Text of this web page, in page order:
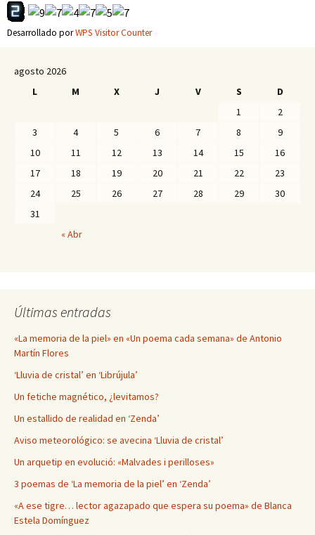
Desarrollado porWPS Visitor Counter
agosto 2026
L
M X J V S
D
1
2
3
4 5 6 7 8
9
10
11 12 13 14 15
16
17
18 19 20 21 22
23
24
25 26 27 28 29
30
31
« Abr
Últimas entradas
«La memoria de la piel» en «Un poema cada semana» de Antonio
Martín Flores
‘Lluvia de cristal’ en ‘Librújula’
Un fetiche magnético, ¿levitamos?
Un estallido de realidad en ‘Zenda’
Aviso meteorológico: se avecina ‘Lluvia de cristal’
Un arquetip en evolució: «Malvades i perilloses»
3 poemas de ‘La memoria de la piel’ en ‘Zenda’
«A ese tigre… lector agazapado que espera su poema» de Blanca
Estela Domínguez